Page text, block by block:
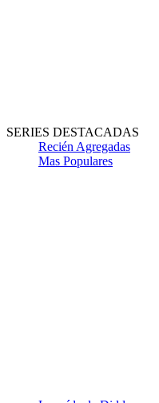
SERIES DESTACADAS
Recién Agregadas
Mas Populares